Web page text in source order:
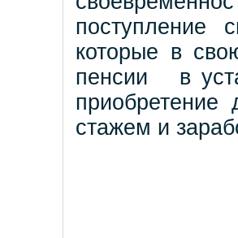
поступление
которые в
пенсии
в
приобретение
стажем и